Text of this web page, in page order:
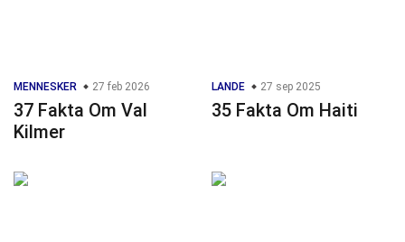
MENNESKER 27 feb 2026
37 Fakta Om Val
Kilmer
LANDE 27 sep 2025
35 Fakta Om Haiti